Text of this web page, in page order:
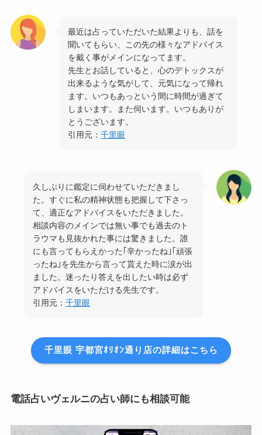
最近は占っていただいた結果よりも、話を
聞いてもらい、この先の様々なアドバイス
を戴く事がメインになってます。
先生とお話していると、心のデトックスが
出来るような気がして、元気になって帰れ
ます。いつもあっという間に時間が過ぎて
しまいます。また伺います。いつもありが
とうございます。
引用元：千里眼
久しぶりに鑑定に伺わせていただきまし
た。すぐに私の精神状態も把握して下さっ
て、適正なアドバイスをいただきました。
相談内容のメインでは無い事でも過去のト
ラウマも見抜かれた事には驚きました。誰
にも言ってもらえかった｢辛かったね｣｢頑張
ったね｣を先生から言って貰えた時に涙が出
ました。迷ったり答えを出したい時は必ず
アドバイスをいただける先生です。
引用元：千里眼
千里眼 宇都宮ｵﾘｵﾝ通り店の詳細はこちら
電話占いヴェルニの占い師にも相談可能